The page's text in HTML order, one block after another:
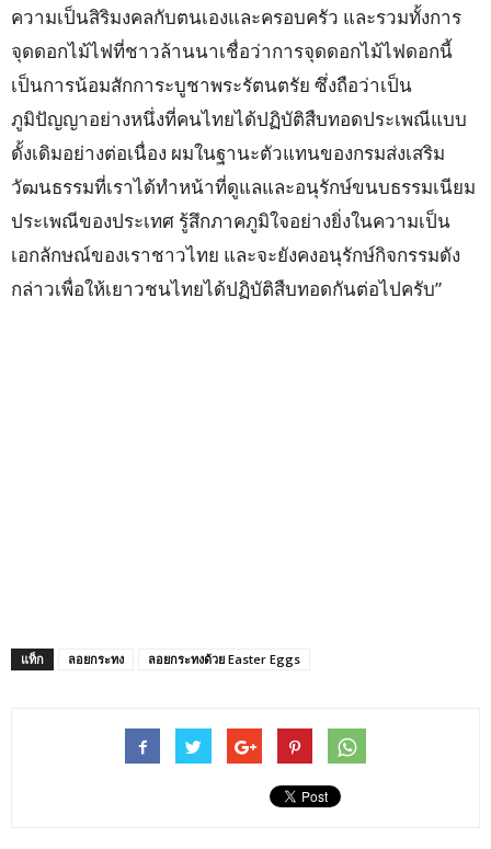
ความเป็นสิริมงคลกับตนเองและครอบครัว และรวมทั้งการ
จุดดอกไม้ไฟที่ชาวล้านนาเชื่อว่าการจุดดอกไม้ไฟดอกนี้
เป็นการน้อมสักการะบูชาพระรัตนตรัย ซึ่งถือว่าเป็น
ภูมิปัญญาอย่างหนึ่งที่คนไทยได้ปฏิบัติสืบทอดประเพณีแบบ
ดั้งเดิมอย่างต่อเนื่อง ผมในฐานะตัวแทนของกรมส่งเสริม
วัฒนธรรมที่เราได้ทำหน้าที่ดูแลและอนุรักษ์ขนบธรรมเนียม
ประเพณีของประเทศ รู้สึกภาคภูมิใจอย่างยิ่งในความเป็น
เอกลักษณ์ของเราชาวไทย และจะยังคงอนุรักษ์กิจกรรมดัง
กล่าวเพื่อให้เยาวชนไทยได้ปฏิบัติสืบทอดกันต่อไปครับ”
แท็ก ลอยกระทง ลอยกระทงด้วย Easter Eggs